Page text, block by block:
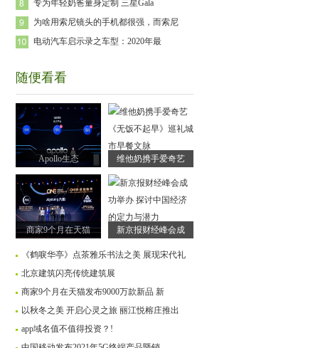
专为年轻奶爸量身定制 三星Gala
为啥用索尼镜头的手机都很强，而索尼
电动汽车启示录之车型：2020年最
随便看看
Apollo生态 维他奶携手爱奇艺
商家9个月在天猫 新京报财经峰会成
《鹤唳华亭》点茶雅乐书法之美 展现宋代礼
北京建筑闪亮传统建筑展
商家9个月在天猫发布9000万款新品 新
以秋冬之美 开启心灵之旅 丽江悦榕庄推出
app域名值不值得投资？!